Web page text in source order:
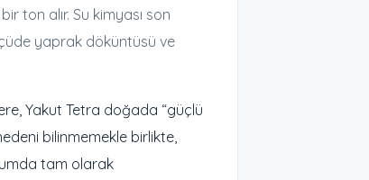
ton alır. Su kimyası son
yaprak döküntüsü ve
Yakut Tetra doğada “güçlü
bilinmemekle birlikte,
tam olarak